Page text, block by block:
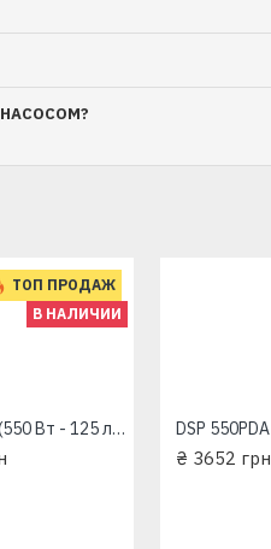
ТОП ПРОДАЖ
В НАЛИЧИИ
DSP 550PA (550 Вт - 125 л/мин - напор 7,5 м - медь) "Насосы+Оборудование" Дренажный насос
₴ 3652 грн